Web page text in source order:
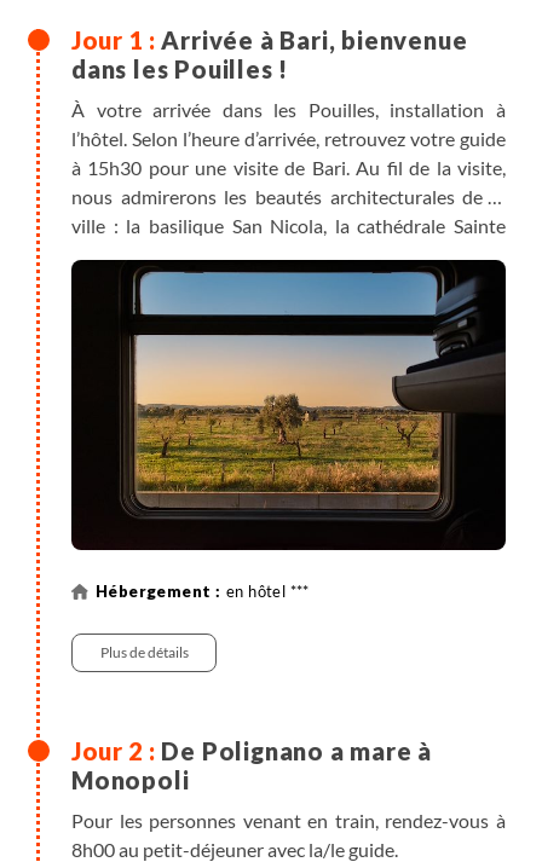
Arrivée à Bari, bienvenue
dans les Pouilles !
À votre arrivée dans les Pouilles, installation à
l’hôtel. Selon l’heure d’arrivée, retrouvez votre guide
à 15h30 pour une visite de Bari. Au fil de la visite,
nous admirerons les beautés architecturales de la
ville : la basilique San Nicola, la cathédrale Sainte
Sabine ou encore le
théâtre Petruzzeli, le quatrième plus grand théâtre
En soirée, présentation du séjour puis dîner dans un
pizzeria typique du sud de l'Italie située à côté de
en hôtel ***
Plus de détails
De Polignano a mare à
Monopoli
Pour les personnes venant en train, rendez-vous à
8h00 au petit-déjeuner avec la/le guide.